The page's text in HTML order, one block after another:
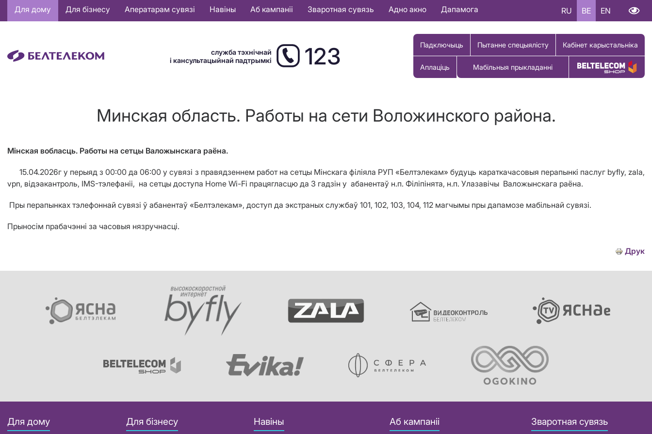
Основная
навигация
Для дому Для бізнесу Аператарам сувязі Навіны Аб кампаніі Зваротная сувязь Адно акно Дапамога RU BE EN
служба тэхнічнай
і кансультацыйнай падтрымкі
123 Падключыць Пытанне спецыялісту Кабінет карыстальніка
Аплаціць Мабільныя прыкладанні Купіць тавар
Минская область. Работы на сети Воложинского района.
Мінская вобласць. Работы на сетцы Валожынскага раёна.
15.04.2026г у перыяд з 00:00 да 06:00 у сувязі з правядзеннем работ на сетцы Мінскага філіяла РУП «Белтэлекам» будуць караткачасовыя перапынкі паслуг byfly, zala,
vpn, відэакантроль, IMS-тэлефаніі, на сетцы доступа Home Wi-Fi працягласцю да 3 гадзін у абанентаў н.п. Фiлiпiнята, н.п. Улазавiчы Валожынскага раёна.
Пры перапынках тэлефоннай сувязі ў абанентаў «Белтэлекам», доступ да экстраных службаў 101, 102, 103, 104, 112 магчымы пры дапамозе мабільнай сувязі.
Прыносім прабачэнні за часовыя нязручнасці.
Друк
Для дому Для бізнесу Навіны Аб кампаніі Зваротная сувязь